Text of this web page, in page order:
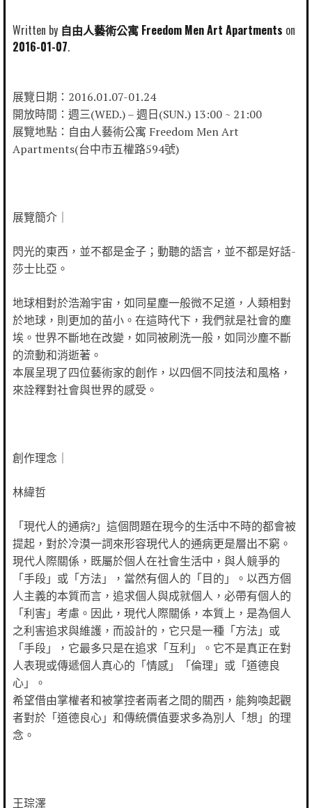
Written by 自由人藝術公寓 Freedom Men Art Apartments
2016-01-07
展覽日期：2016.01.07-01.24
開放時間：週三(WED.) – 週日(SUN.) 13:00 ~ 21:00
展覽地點：自由人藝術公寓 Freedom Men Art
Apartments(台中市五權路594號)
展覽簡介｜
閃光的東西，並不都是金子；動聽的語言，並不都是好話-
莎士比亞。
地球相對於浩瀚宇宙，如同星塵一般微不足道，人類相對
於地球，則更加的苗小。在這時代下，我們就是社會的塵
埃。世界不斷地在改變，如同被刷洗一般，如同沙塵不斷
的流動和消逝著。
本展呈現了四位藝術家的創作，以四個不同技法和風格，
來詮釋對社會與世界的感受。
創作理念｜
林緯哲
「現代人的通病?」這個問題在現今的生活中不時的都會被
提起，對於冷漠一詞來形容現代人的通病更是層出不窮。
現代人際關係，既屬於個人在社會生活中，與人競爭的
「手段」或「方法」，當然有個人的「目的」。以西方個
人主義的本質而言，追求個人與成就個人，必帶有個人的
「利害」考慮。因此，現代人際關係，本質上，是為個人
之利害追求與維護，而設計的，它只是一種「方法」或
「手段」，它最多只是在追求「互利」。它不是真正在對
人表現或傳遞個人真心的「情感」「倫理」或「道德良
心」。
希望借由掌權者和被掌控者兩者之間的關西，能夠喚起觀
者對於「道德良心」和傳統價值要求多為別人「想」的理
念。
王琮澤